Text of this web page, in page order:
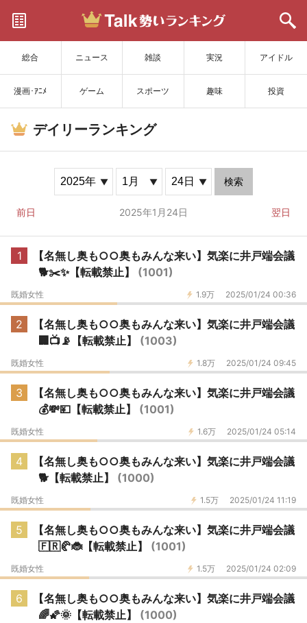
総合 ニュース 雑談 実況 アイドル
漫画･ｱﾆﾒ ゲーム スポーツ 趣味 投資
サイトを更新
デイリーランキング
検索
前日 2025年1月24日 翌日
1
【名無し奥も○○奥もみんな来い】気楽に井戸端会議
🐕✂️✨【転載禁止】 (1001)
1.9万 2025/01/24 00:36
既婚女性
2
【名無し奥も○○奥もみんな来い】気楽に井戸端会議
🏢📺📡【転載禁止】 (1003)
1.8万 2025/01/24 09:45
既婚女性
3
【名無し奥も○○奥もみんな来い】気楽に井戸端会議
💰💸💴【転載禁止】 (1001)
1.6万 2025/01/24 05:14
既婚女性
4
【名無し奥も○○奥もみんな来い】気楽に井戸端会議
🐕【転載禁止】 (1000)
1.5万 2025/01/24 11:19
既婚女性
5
【名無し奥も○○奥もみんな来い】気楽に井戸端会議
🇫🇷🥐🐞【転載禁止】 (1001)
1.5万 2025/01/24 02:09
既婚女性
6
【名無し奥も○○奥もみんな来い】気楽に井戸端会議
🌈🌠🌞【転載禁止】 (1000)